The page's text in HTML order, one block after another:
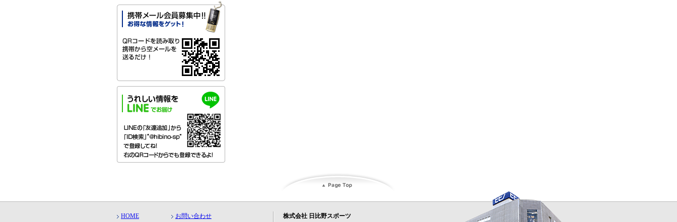
HOME お問い合わせ
株式会社 日比野スポーツ